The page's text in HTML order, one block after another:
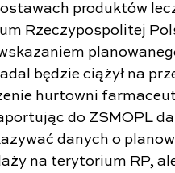
produktów
Rzeczypospolitej
będzie ciążył na
hurtowni
do ZSMOPL
danych o
na terytorium RP,